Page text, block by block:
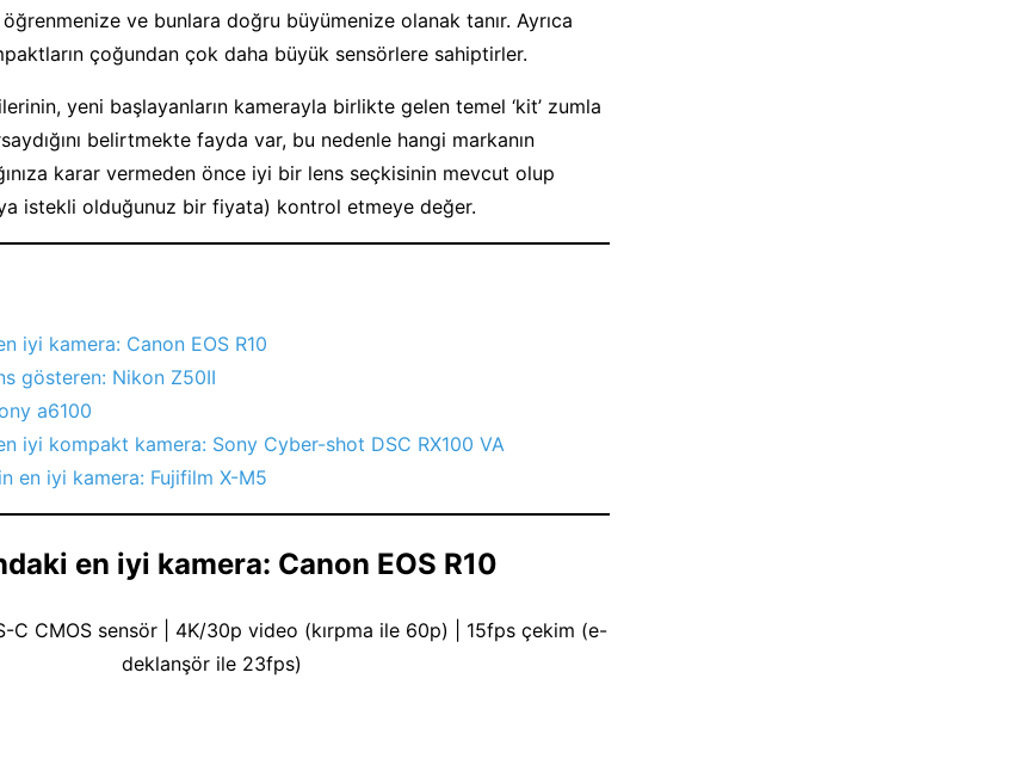
ve bunlara doğru büyümenize olanak tanır. Ayrıca
çoğundan çok daha büyük sensörlere sahiptirler.
yeni başlayanların kamerayla birlikte gelen temel ‘kit’ zumla
belirtmekte fayda var, bu nedenle hangi markanın
karar vermeden önce iyi bir lens seçkisinin mevcut olup
istekli olduğunuz bir fiyata) kontrol etmeye değer.
iyi kamera: Canon EOS R10
gösteren: Nikon Z50II
a6100
en iyi kompakt kamera: Sony Cyber-shot DSC RX100 VA
en iyi kamera: Fujifilm X-M5
en iyi kamera: Canon EOS R10
C CMOS sensör | 4K/30p video (kırpma ile 60p) | 15fps çekim (e-
deklanşör ile 23fps)